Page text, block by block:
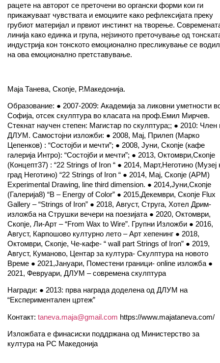
рацете на авторот се преточени во органски форми кои ги
прикажуваат чувствата и емоциите како рефлексијата преку
грубиот материјал и првиот инстинкт на творење.
линија како единка и група, нејзиното преточување од
индустрија кон тонското емоционално пресликување се
на ова емоционално претставување.
Маја Танева, Скопје, Р.Македонија.
Образование: ● 2007-2009: Академија за ликовни уметности
Софија, отсек скулптура во класата на проф.Емил Мирчев.
Стекнат научен степен: Магистар по скулптура;; ● 2010: Член
ДЛУМ. Самостојни изложби: ● 2008, Мај, Прилеп (Марко
Цепенков) : “Состојби и мечти”; ● 2008, Јуни, Скопје (кафе
галерија Интро): “Состојби и мечти”; ● 2013, Октомври,Скопје
(Концепт37) : “22 Strings of Iron “ ● 2014, Март,Неготино (Музеј
град Неготино) “22 Strings of Iron “ ● 2014, Мај, Скопје (АРМ)
Experimental Drawing, line third dimension. ● 2014,Јуни,Скопје
(Галерија8) “B – Energy of Color” ● 2015,Декември, Скопје Flux
Gallery – “Strings of Iron” ● 2018, Август, Струга, Хотел Дрим-
изложба на Струшки вечери на поезијата ● 2020, Октомври,
Скопје, Ли-Арт – “From Wax to Wire”. Групни Изложби ● 2016,
Август, Карпошово културно лето – Арт хепенинг ● 2018,
Октомври, Скопје, Че-кафе- “ wall part Strings of Iron” ● 2019,
Август, Куманово, Центар за култура- Скулптура на новото
Време ● 2021,Јануари, Поместени граници- online изложба ●
2021, Февруари, ДЛУМ – современа скулптура
Награди: ● 2013: прва награда доделена од ДЛУМ на
“Експериментален цртеж”
Контакт: taneva.maja@gmail.com https://www.majataneva.com/
Изложбата е финасиски поддржана од Министерство за
култура на РС Македонија